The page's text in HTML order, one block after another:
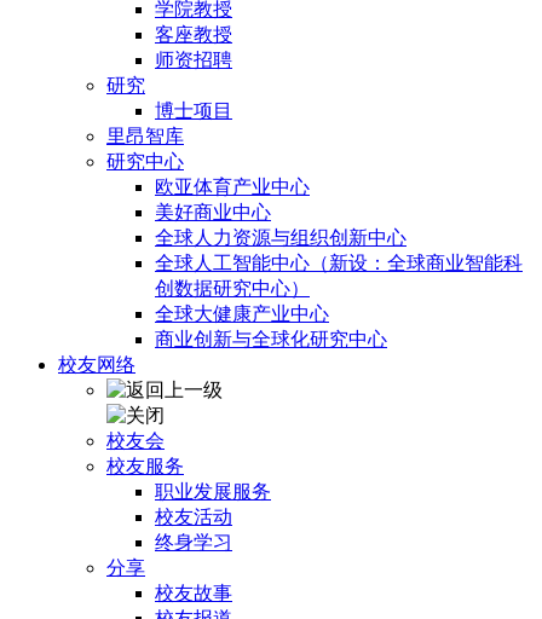
学院教授
客座教授
师资招聘
研究
博士项目
里昂智库
研究中心
欧亚体育产业中心
美好商业中心
全球人力资源与组织创新中心
全球人工智能中心（新设：全球商业智能科
创数据研究中心）
全球大健康产业中心
商业创新与全球化研究中心
校友网络
校友会
校友服务
职业发展服务
校友活动
终身学习
分享
校友故事